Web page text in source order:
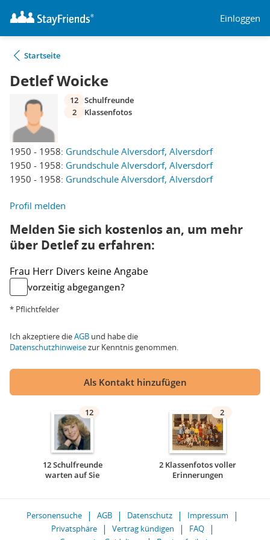
Einloggen
Startseite
Detlef Woicke
1950 - 1958: Grundschule Alversdorf, Alversdorf
1950 - 1958: Grundschule Alversdorf, Alversdorf
1950 - 1958: Grundschule Alversdorf, Alversdorf
12 Schulfreunde
2
Klassenfotos
Profil melden
Melden Sie sich kostenlos an, um mehr
über Detlef zu erfahren:
Frau Herr Divers keine Angabe
vorzeitig abgegangen?
* Pflichtfelder
Ich akzeptiere dieAGB und habe die
Datenschutzhinweisezur Kenntnis genommen.
Als Kontakt hinzufügen
12
12 Schulfreunde
warten auf Sie
2
2 Klassenfotos voller
Erinnerungen
Personensuche AGB Datenschutz
Impressum
Privatsphäre
Vertrag kündigen
FAQ